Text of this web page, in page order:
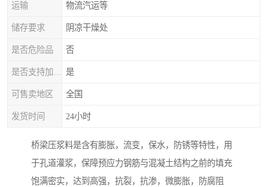
运输 物流汽运等
储存要求 阴凉干燥处
是否危险品 否
是
可售卖地区 全国
发货时间 24小时
桥梁压浆料是含有膨胀，流变，保水，防锈等特性，用
于孔道灌浆，保障预应力钢筋与混凝土结构之前的填充
饱满密实，达到高强，抗裂，抗渗，微膨胀，防腐阻